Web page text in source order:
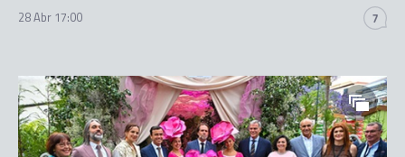
28 Abr 17:00 7